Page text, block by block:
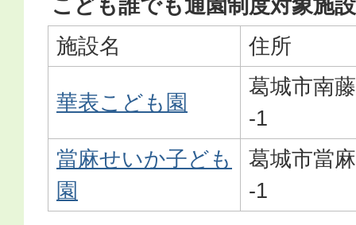
施設名
住所
華表こども園
葛城市南
-1
當麻せいか子ども
園
葛城市當
-1